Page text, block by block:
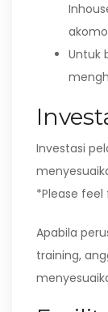
Untuk
Investasi
*Please
Apabila
training,